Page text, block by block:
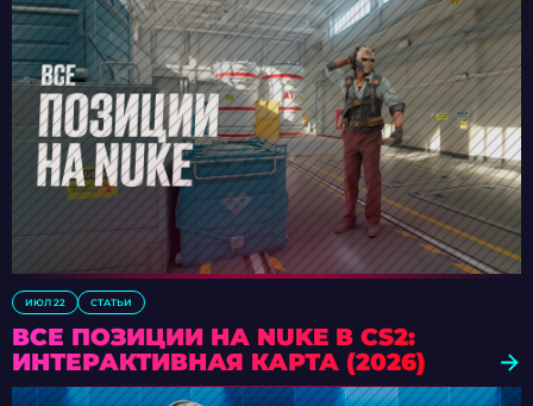
ИЮЛ 22 СТАТЬИ
ВСЕ ПОЗИЦИИ НА NUKE В CS2:
ИНТЕРАКТИВНАЯ КАРТА (2026)